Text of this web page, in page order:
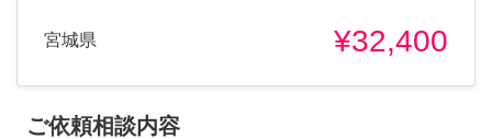
宮城県 ¥32,400
ご依頼相談内容